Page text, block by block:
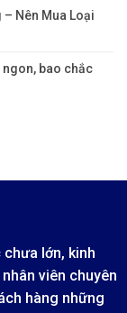
– Nên Mua Loại
ngon, bao chắc
lớn, kinh
viên chuyên
hàng những